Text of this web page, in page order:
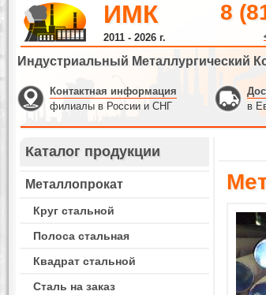
ИМК
2011 - 2026 г.
8
Индустриальный Металлургический
Контактная информация
филиалы в России и СНГ
в
Каталог продукции
Металлопрокат
Круг стальной
Полоса стальная
Квадрат стальной
Сталь на заказ